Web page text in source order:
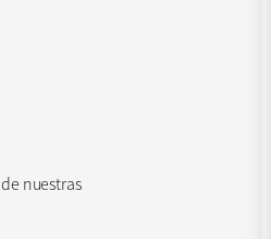
nuestras